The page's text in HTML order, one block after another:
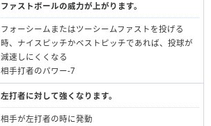
ファストボールの威力が上がります。
フォーシームまたはツーシームファストを投げる
時、ナイスピッチかベストピッチであれば、投球が
減速しにくくなる
相手打者のパワー-7
左打者に対して強くなります。
相手が左打者の時に発動